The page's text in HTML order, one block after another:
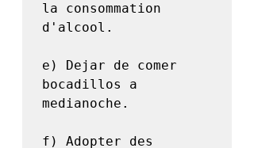
la consommation
d'alcool.
e) Dejar de comer
bocadillos a
medianoche.
f) Adopter des